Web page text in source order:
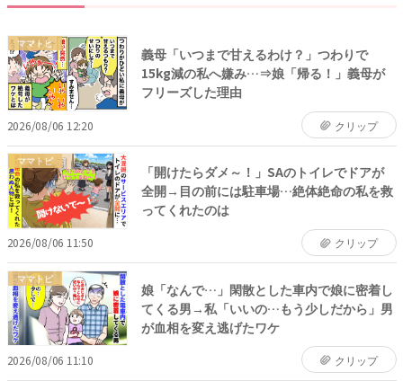
ママトピ
義母「いつまで甘えるわけ？」つわりで
15kg減の私へ嫌み…⇒娘「帰る！」義母が
フリーズした理由
2026/08/06 12:20 クリップ
ママトピ
「開けたらダメ～！」SAのトイレでドアが
全開→目の前には駐車場…絶体絶命の私を救
ってくれたのは
2026/08/06 11:50 クリップ
ママトピ
娘「なんで…」閑散とした車内で娘に密着し
てくる男→私「いいの…もう少しだから」男
が血相を変え逃げたワケ
2026/08/06 11:10 クリップ